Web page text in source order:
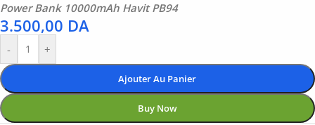
Power Bank 10000mAh Havit PB94
3.500,00 DA
- +
Ajouter Au Panier
Buy Now